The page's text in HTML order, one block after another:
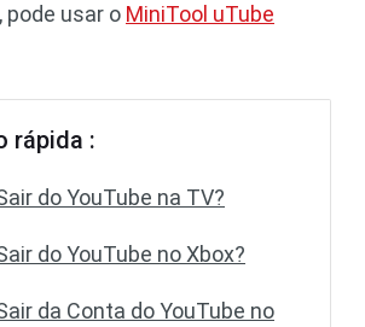
usar o MiniTool uTube
rápida :
do YouTube na TV?
do YouTube no Xbox?
da Conta do YouTube no